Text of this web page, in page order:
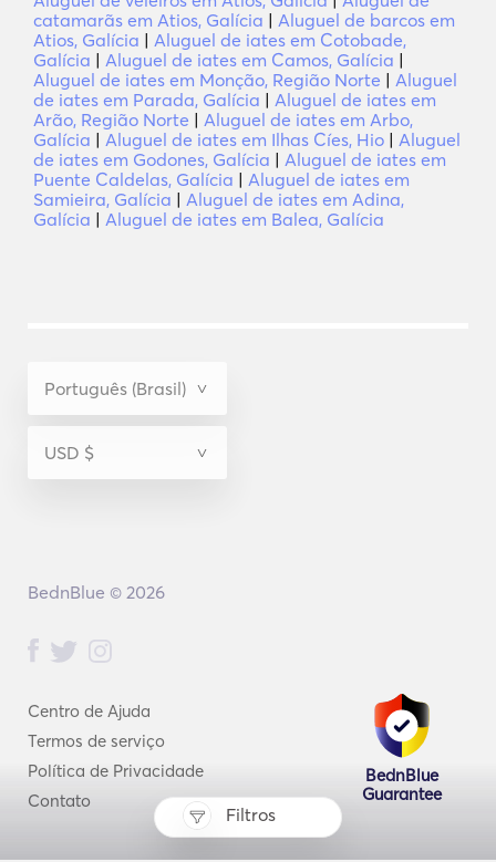
Filtros
catamarãs em Atios, Galícia | Aluguel de barcos em
Atios, Galícia | Aluguel de iates em Cotobade,
Galícia | Aluguel de iates em Camos, Galícia |
Aluguel de iates em Monção, Região Norte | Aluguel
de iates em Parada, Galícia | Aluguel de iates em
Arão, Região Norte | Aluguel de iates em Arbo,
Galícia | Aluguel de iates em Ilhas Cíes, Hio | Aluguel
de iates em Godones, Galícia | Aluguel de iates em
Puente Caldelas, Galícia | Aluguel de iates em
Samieira, Galícia | Aluguel de iates em Adina,
Galícia | Aluguel de iates em Balea, Galícia
Centro de Ajuda
Termos de serviço
Política de Privacidade
Contato
BednBlue
Guarantee
BednBlue © 2026